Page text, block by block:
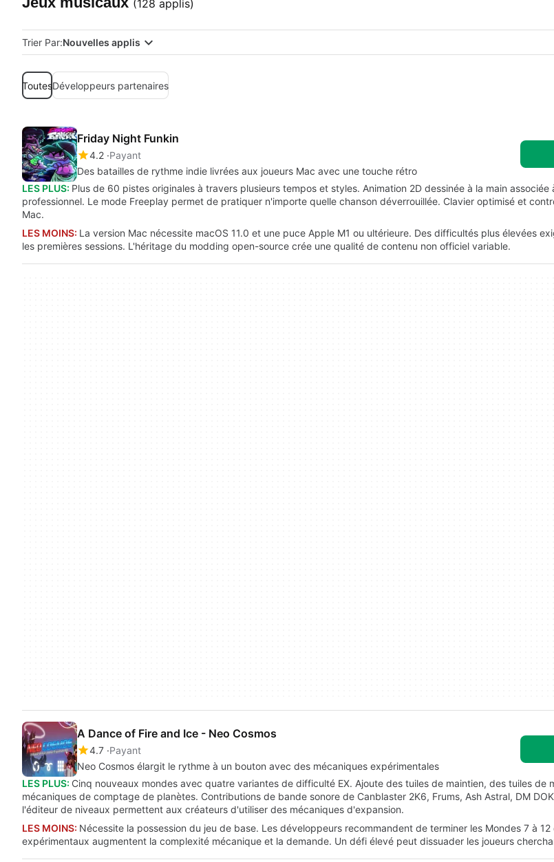
(128 applis)
Trier Par:Nouvelles applis
ToutesDéveloppeurs partenaires
Friday Night Funkin
4.2 Payant
Des batailles de rythme indie livrées aux joueurs Mac avec une touche rétro
LES PLUS: Plus de 60 pistes originales à travers plusieurs tempos et styles. Animation 2D dessinée à la main associée
professionnel. Le mode Freeplay permet de pratiquer n'importe quelle chanson déverrouillée. Clavier optimisé et
Mac.
LES MOINS: La version Mac nécessite macOS 11.0 et une puce Apple M1 ou ultérieure. Des difficultés plus élevées
les premières sessions. L'héritage du modding open-source crée une qualité de contenu non officiel variable.
A Dance of Fire and Ice - Neo Cosmos
4.7 Payant
Neo Cosmos élargit le rythme à un bouton avec des mécaniques expérimentales
LES PLUS: Cinq nouveaux mondes avec quatre variantes de difficulté EX. Ajoute des tuiles de maintien, des tuiles de
mécaniques de comptage de planètes. Contributions de bande sonore de Canblaster 2K6, Frums, Ash Astral, DM
l'éditeur de niveaux permettent aux créateurs d'utiliser des mécaniques d'expansion.
LES MOINS: Nécessite la possession du jeu de base. Les développeurs recommandent de terminer les Mondes 7 à
expérimentaux augmentent la complexité mécanique et la demande. Un défi élevé peut dissuader les joueurs